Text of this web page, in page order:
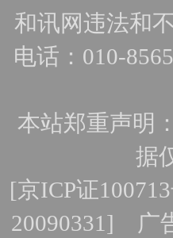
和讯网违法和
电话：010-
本站郑重声明
据
[京ICP证
20090331] 广